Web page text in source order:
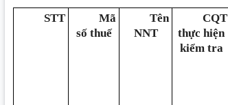
STT
Mã
số thuế
Tên
NNT
CQT
thực hiện
kiểm tra